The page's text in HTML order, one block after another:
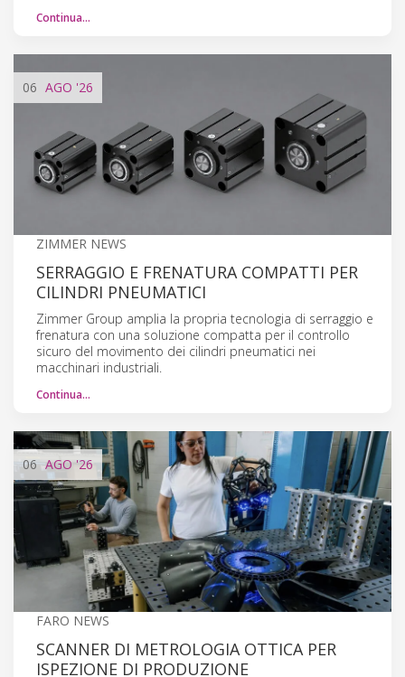
Continua…
06 AGO '26
ZIMMER NEWS
SERRAGGIO E FRENATURA COMPATTI PER
CILINDRI PNEUMATICI
Zimmer Group amplia la propria tecnologia di serraggio e
frenatura con una soluzione compatta per il controllo
sicuro del movimento dei cilindri pneumatici nei
macchinari industriali.
Continua…
06 AGO'26
FARO NEWS
SCANNER DI METROLOGIA OTTICA PER
ISPEZIONE DI PRODUZIONE